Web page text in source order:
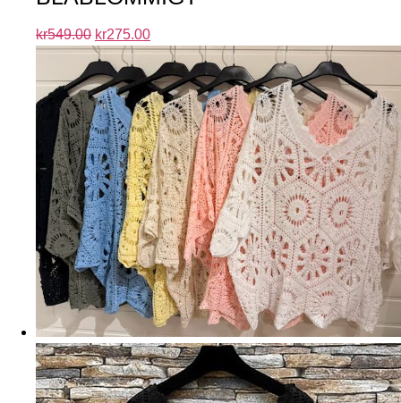
kr549.00 kr275.00